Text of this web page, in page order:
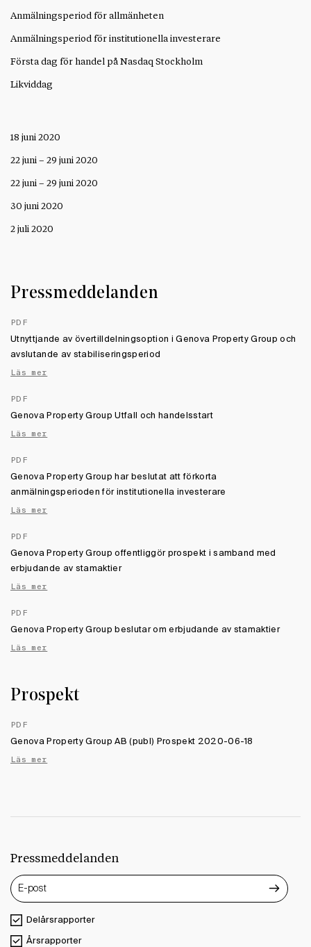
Anmälningsperiod för allmänheten
Anmälningsperiod för institutionella investerare
Första dag för handel på Nasdaq Stockholm
Likviddag
18 juni 2020
22 juni – 29 juni 2020
22 juni – 29 juni 2020
30 juni 2020
2 juli 2020
Pressmeddelanden
PDF
Utnyttjande av övertilldelningsoption i Genova Property Group och
avslutande av stabiliseringsperiod
Läs mer
PDF
Genova Property Group Utfall och handelsstart
Läs mer
PDF
Genova Property Group har beslutat att förkorta
anmälningsperioden för institutionella investerare
Läs mer
PDF
Genova Property Group offentliggör prospekt i samband med
erbjudande av stamaktier
Läs mer
PDF
Genova Property Group beslutar om erbjudande av stamaktier
Läs mer
Prospekt
PDF
Genova Property Group AB (publ) Prospekt 2020-06-18
Läs mer
Pressmeddelanden
Delårsrapporter
Årsrapporter